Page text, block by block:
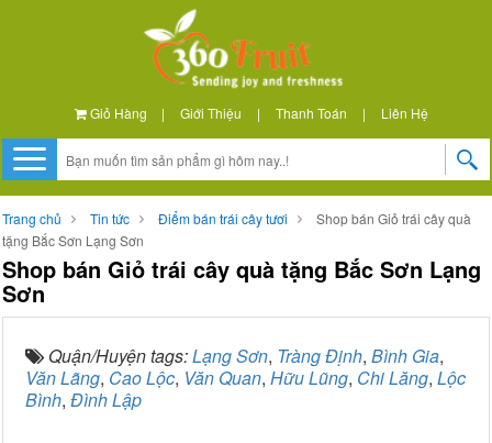
Giỏ Hàng | Giới Thiệu | Thanh Toán | Liên Hệ
Trang chủ Tin tức Điểm bán trái cây tươi
Shop bán Giỏ trái cây quà
tặng Bắc Sơn Lạng Sơn
Shop bán Giỏ trái cây quà tặng Bắc Sơn Lạng
Sơn
Quận/Huyện tags:Lạng Sơn, Tràng Định, Bình Gia,
Văn Lãng, Cao Lộc, Văn Quan, Hữu Lũng, Chi Lăng, Lộc
Bình, Đình Lập